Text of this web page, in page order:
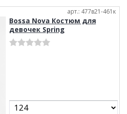
арт.: 477в21-461к
Bossa Nova Костюм для
девочек Spring